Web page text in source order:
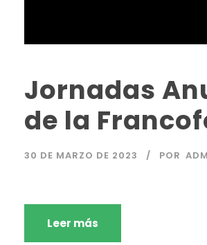
Jornadas
de la
30 DE MARZO DE 2023 POR
Leer más